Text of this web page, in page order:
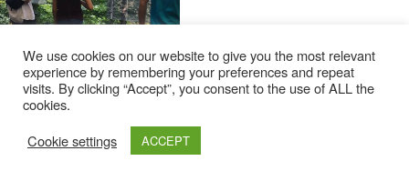
We use cookies on our website to give you the most relevant
experience by remembering your preferences and repeat
visits. By clicking “Accept”, you consent to the use of ALL the
cookies.
Cookie settings
ACCEPT